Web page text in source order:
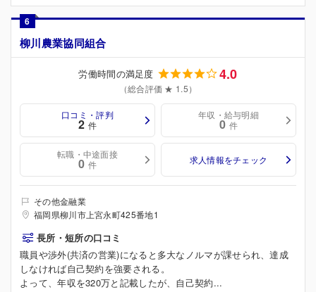
6
柳川農業協同組合
労働時間の満足度 4.0
（総合評価 ★ 1.5）
口コミ・評判
2 件
年収・給与明細
0 件
転職・中途面接
0 件 求人情報をチェック
その他金融業
福岡県柳川市上宮永町425番地1
長所・短所の口コミ
職員や渉外(共済の営業)になると多大なノルマが課せられ、達成
しなければ自己契約を強要される。
よって、年収を320万と記載したが、自己契約...